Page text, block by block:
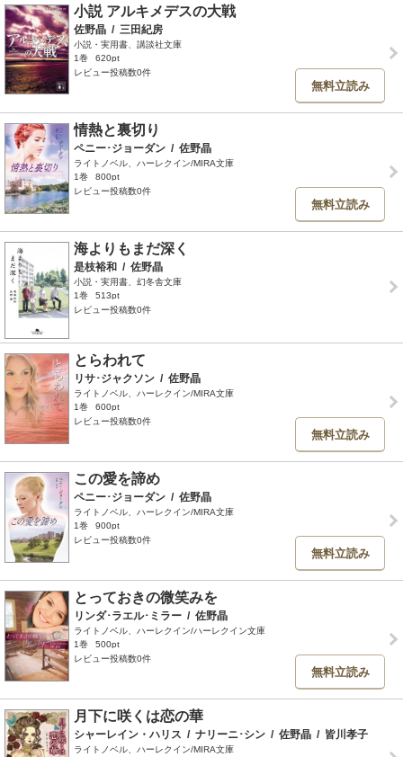
小説 アルキメデスの大戦
佐野晶 / 三田紀房
小説・実用書、講談社文庫
1巻
620pt
レビュー投稿数0件
無料立読み
情熱と裏切り
ペニー･ジョーダン / 佐野晶
ライトノベル、ハーレクイン/MIRA文庫
1巻
800pt
レビュー投稿数0件
無料立読み
海よりもまだ深く
是枝裕和 / 佐野晶
小説・実用書、幻冬舎文庫
1巻
513pt
レビュー投稿数0件
とらわれて
リサ･ジャクソン / 佐野晶
ライトノベル、ハーレクイン/MIRA文庫
1巻
600pt
レビュー投稿数0件
無料立読み
この愛を諦め
ペニー･ジョーダン / 佐野晶
ライトノベル、ハーレクイン/MIRA文庫
1巻
900pt
レビュー投稿数0件
無料立読み
とっておきの微笑みを
リンダ･ラエル･ミラー / 佐野晶
ライトノベル、ハーレクイン/ハーレクイン文庫
1巻
500pt
レビュー投稿数0件
無料立読み
月下に咲くは恋の華
シャーレイン・ハリス / ナリーニ･シン / 佐野晶 / 皆川孝子
ライトノベル、ハーレクイン/MIRA文庫